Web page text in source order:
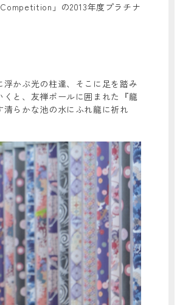
」の2013年度プラチナ
かぶ光の柱達、そこに足を踏み
と、友禅ポールに囲まれた『龍
らかな池の水にふれ龍に祈れ